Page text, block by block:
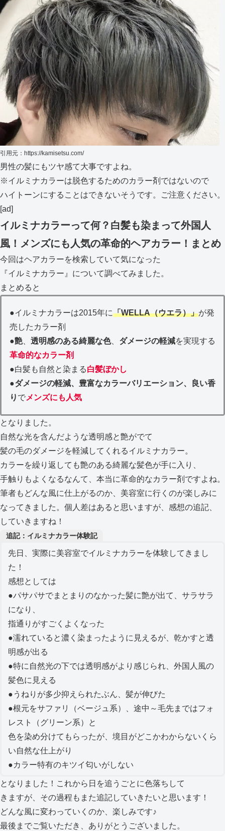
引用元：https://kamisetsu.com/
男性の髪にもツヤ感て大事ですよね。
※イルミナカラーは脱色するためのカラー剤ではないので
ハイトーンにすることはできないそうです。ご注意ください。
[ad]
イルミナカラーって何？白髪も染まって外国人
風！メンズにも人気の革命的ヘアカラー！まとめ
今回はヘアカラーを検索していて気になった
『イルミナカラー』について調べてみました。
まとめると
●イルミナカラーは2015年に「WELLA（ウエラ）」が発
売したカラー剤
●艶、 透明感のある綺麗な色、 ダメージの軽減を実現する
革命的なカラー剤
●白髪も自然と染まる白髪ぼかし
●ダメージの軽減、豊富なカラーバリエーション、良い香
り でメンズにも人気
となりました。
自然な光を含んだような透明感と艶がでて
髪の毛のダメージを軽減してくれるイルミナカラー。
カラーを繰り返しても艶のある綺麗な髪色が手に入り、
手触りもよくなるなんて、本当に革命的なカラー剤ですよね。
筆者もどんな風に仕上がるのか、美容室に行くのが楽しみに
なってきました。個人差はあると思いますが、感想の追記、
していきますね！
追記：イルミナカラー体験記
先日、実際に美容室でイルミナカラーを体験してきまし
た！
感想としては
●パサパサでまとまりのなかった髪に艶が出て、サラサラ
になり、
指通りがすごくよくなった
●濡れていると濃く染まったように見えるが、乾かすと透
明感が出る
●特に自然光の下では透明感がより感じられ、外国人風の
髪色に見える
●うねりが多少抑えられたぶん、髪が伸びた
●根元をサファリ（ベージュ系）、途中～毛先まではフォ
レスト（グリーン系）と
色を染め分けてもらったが、境目がどこかわからないくら
い自然な仕上がり
●カラー特有のキツイ匂いがしない
となりました！これから日を追うごとに色落ちして
きますが、その過程もまた追記していきたいと思います！
どんな風に変わっていくのか、楽しみです♪
最後までご覧いただき、ありがとうございました。